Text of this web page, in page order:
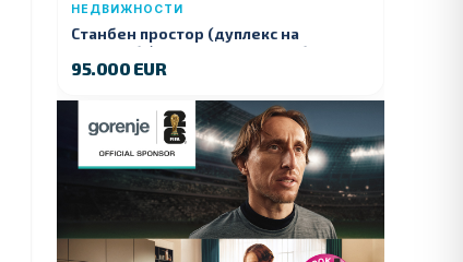
НЕДВИЖНОСТИ
Станбен простор (дуплекс на
продажба) – Ул. Стојан Арсов бр. 1,
Куманово
95.000 EUR